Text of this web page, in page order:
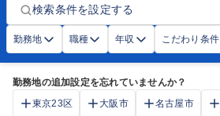
検索条件を設定する
勤務地 職種 年収 こだわり条件
勤務地の追加設定を忘れていませんか？
東京23区
大阪市 名古屋市